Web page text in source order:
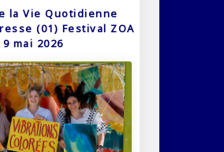
la Vie Quotidienne
(01) Festival ZOA
9 mai 2026